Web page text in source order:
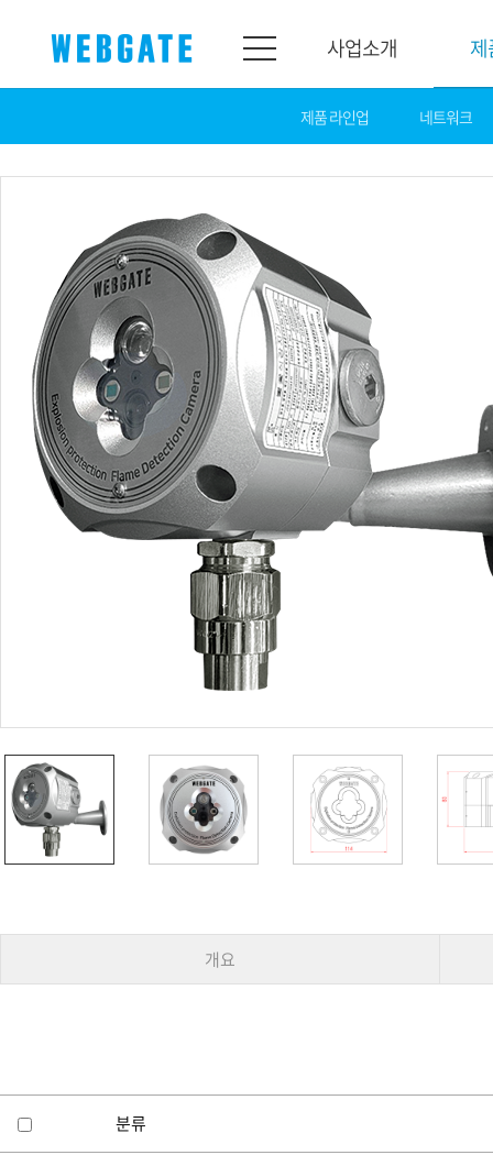
조직도
인증
홍보센터
공지
뉴스
광고
대리점
제품소개
카메라
NVR
EX-SDI / HD-SDI
DVR
카메라
PoC 솔루션
PoC DVR
PoC 카메라
외장 스토리지
자동 게이트 솔루션
주변기기
기타
소프트웨어
사업소개
제품 라인업 네트워크
개요
분류